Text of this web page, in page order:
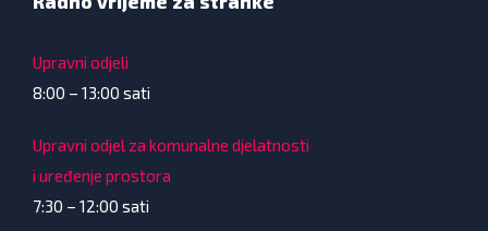
Upravni odjeli
8:00 – 13:00 sati
Upravni odjel za komunalne djelatnosti
i uređenje prostora
7:30 – 12:00 sati